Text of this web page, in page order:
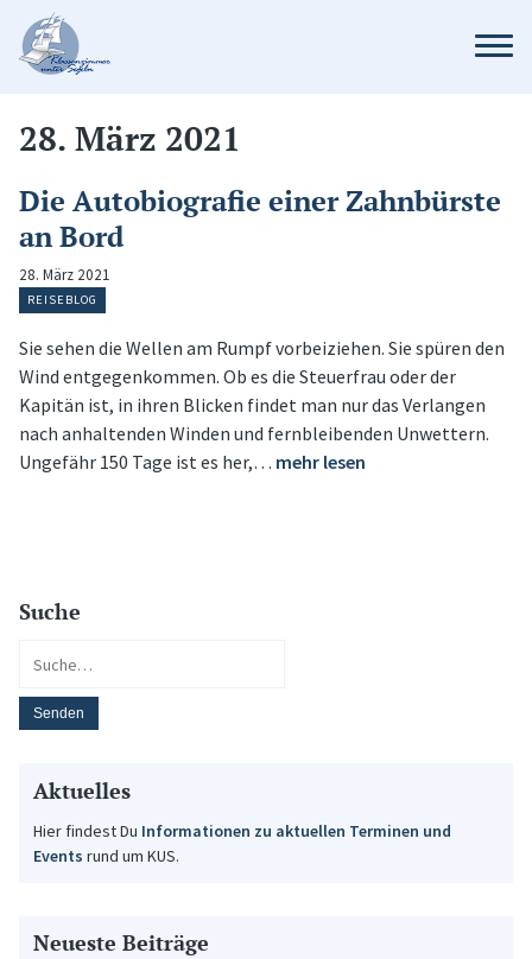
28. März 2021
Die Autobiografie einer Zahnbürste
an Bord
28. März 2021
REISEBLOG
Sie sehen die Wellen am Rumpf vorbeiziehen. Sie spüren den
Wind entgegenkommen. Ob es die Steuerfrau oder der
Kapitän ist, in ihren Blicken findet man nur das Verlangen
nach anhaltenden Winden und fernbleibenden Unwettern.
Ungefähr 150 Tage ist es her,… mehr lesen
Suche
Aktuelles
Hier findest Du Informationen zu aktuellen Terminen und
Events rund um KUS.
Neueste Beiträge